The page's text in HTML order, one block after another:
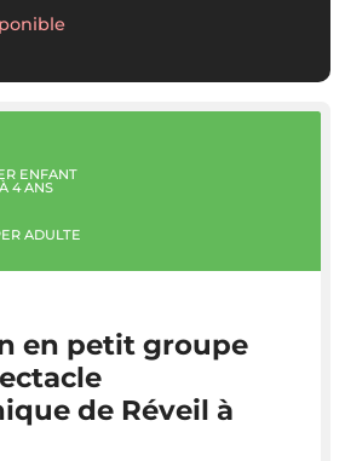
ENFANT
4 ANS
ADULTE
en petit groupe
de Réveil à